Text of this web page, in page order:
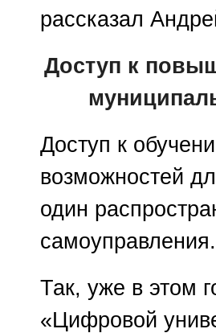
рассказал
Доступ к
Доступ к
возможностей
один
самоуправления.
Так, уже в этом
«Цифровой